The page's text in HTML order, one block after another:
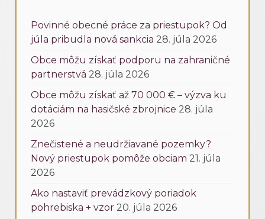
Povinné obecné práce za priestupok? Od
júla pribudla nová sankcia 28. júla 2026
Obce môžu získať podporu na zahraničné
partnerstvá 28. júla 2026
Obce môžu získať až 70 000 € – výzva ku
dotáciám na hasičské zbrojnice 28. júla
2026
Znečistené a neudržiavané pozemky?
Nový priestupok pomôže obciam 21. júla
2026
Ako nastaviť prevádzkový poriadok
pohrebiska + vzor 20. júla 2026